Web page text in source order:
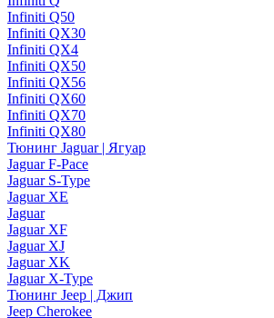
Infiniti Q50
Infiniti QX30
Infiniti QX4
Infiniti QX50
Infiniti QX56
Infiniti QX60
Infiniti QX70
Infiniti QX80
Тюнинг Jaguar | Ягуар
Jaguar F-Pace
Jaguar S-Type
Jaguar XE
Jaguar
Jaguar XF
Jaguar XJ
Jaguar XK
Jaguar X-Type
Тюнинг Jeep | Джип
Jeep Cherokee